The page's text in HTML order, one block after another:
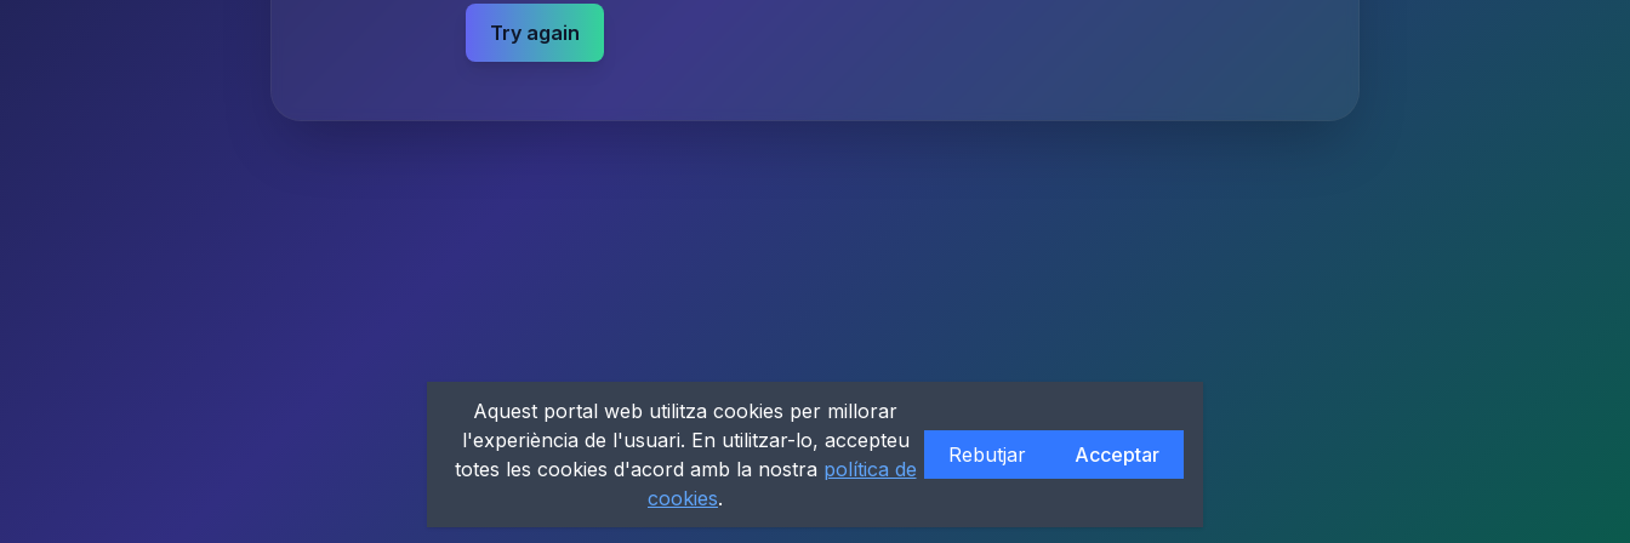
Try again
Aquest portal web utilitza cookies per millorar
l'experiència de l'usuari. En utilitzar-lo, accepteu
totes les cookies d'acord amb la nostra política de
cookies.
Rebutjar Acceptar